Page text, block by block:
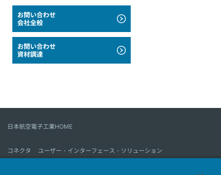
お問い合わせ
会社全般
お問い合わせ
資材調達
日本航空電子工業HOME
コネクタ
ユーザー・インターフェース・ソリューション